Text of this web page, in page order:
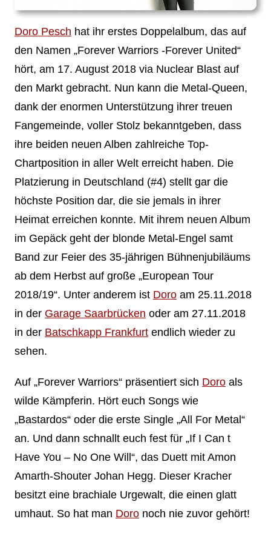
Doro Pesch hat ihr erstes Doppelalbum, das auf
den Namen „Forever Warriors -Forever United“
hört, am 17. August 2018 via Nuclear Blast auf
den Markt gebracht. Nun kann die Metal-Queen,
dank der enormen Unterstützung ihrer treuen
Fangemeinde, voller Stolz bekanntgeben, dass
ihre beiden neuen Alben zahlreiche Top-
Chartposition in aller Welt erreicht haben. Die
Platzierung in Deutschland (#4) stellt gar die
höchste Position dar, die sie jemals in ihrer
Heimat erreichen konnte. Mit ihrem neuen Album
im Gepäck geht der blonde Metal-Engel samt
Band zur Feier des 35-jährigen Bühnenjubiläums
ab dem Herbst auf große „European Tour
2018/19“. Unter anderem ist Doroam 25.11.2018
in der Garage Saarbrücken oder am 27.11.2018
in der Batschkapp Frankfurtendlich wieder zu
sehen.
Auf „Forever Warriors“ präsentiert sich Doroals
wilde Kämpferin. Hört euch Songs wie
„Bastardos“ oder die erste Single „All For Metal“
an. Und dann schnallt euch fest für „If I Can t
Have You – No One Will“, das Duett mit Amon
Amarth-Shouter Johan Hegg. Dieser Kracher
besitzt eine brachiale Urgewalt, die einen glatt
umhaut. So hat man Doronoch nie zuvor gehört!